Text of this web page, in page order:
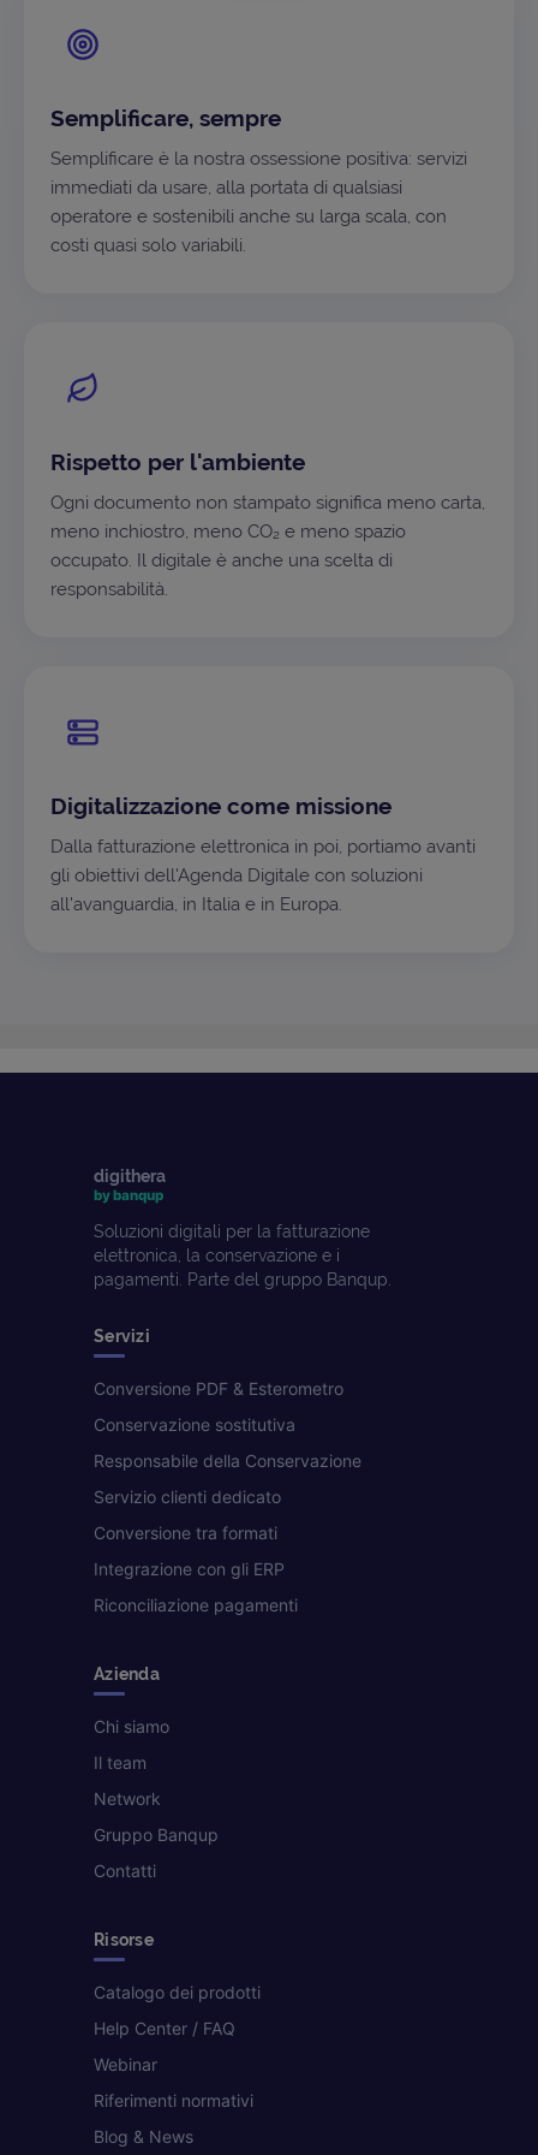
Semplificare, sempre
Semplificare è la nostra ossessione positiva: servizi
immediati da usare, alla portata di qualsiasi
operatore e sostenibili anche su larga scala, con
costi quasi solo variabili.
Rispetto per l'ambiente
Ogni documento non stampato significa meno carta,
meno inchiostro, meno CO₂ e meno spazio
occupato. Il digitale è anche una scelta di
responsabilità.
Digitalizzazione come missione
Dalla fatturazione elettronica in poi, portiamo avanti
gli obiettivi dell'Agenda Digitale con soluzioni
all'avanguardia, in Italia e in Europa.
digithera
by banqup
Soluzioni digitali per la fatturazione
elettronica, la conservazione e i
pagamenti. Parte del gruppo Banqup.
Servizi
Conversione PDF & Esterometro
Conservazione sostitutiva
Responsabile della Conservazione
Servizio clienti dedicato
Conversione tra formati
Integrazione con gli ERP
Riconciliazione pagamenti
Azienda
Chi siamo
Il team
Network
Gruppo Banqup
Contatti
Risorse
Catalogo dei prodotti
Help Center / FAQ
Webinar
Riferimenti normativi
Blog & News